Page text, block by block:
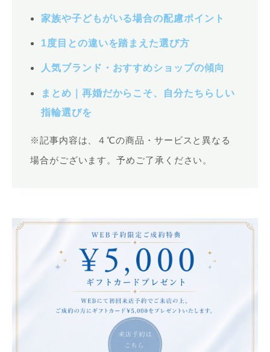
家族や子どもがいる場合の配慮ポイント
1度目との違いを踏まえた選び方
人気ブランド・おすすめショップの傾向
まとめ｜再婚だからこそ、自分たちらしい
指輪選びを
※記事内容は、４℃の商品・サービスと異なる
場合がございます。予めご了承ください。